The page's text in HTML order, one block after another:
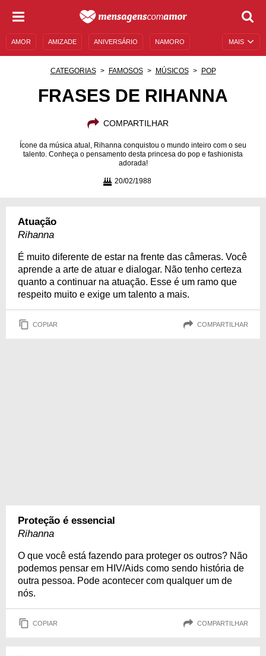
MAIS
AMOR AMIZADE ANIVERSÁRIO NAMORO
CATEGORIAS FAMOSOS MÚSICOS POP
FRASES DE RIHANNA
COMPARTILHAR
Ícone da música atual, Rihanna conquistou o mundo inteiro com o seu
talento. Conheça o pensamento desta princesa do pop e fashionista
adorada!
20/02/1988
Atuação
Rihanna
É muito diferente de estar na frente das câmeras. Você
aprende a arte de atuar e dialogar. Não tenho certeza
quanto a continuar na atuação. Esse é um ramo que
respeito muito e exige um talento a mais.
COPIAR COMPARTILHAR
Proteção é essencial
Rihanna
O que você está fazendo para proteger os outros? Não
podemos pensar em HIV/Aids como sendo história de
outra pessoa. Pode acontecer com qualquer um de
nós.
COPIAR COMPARTILHAR